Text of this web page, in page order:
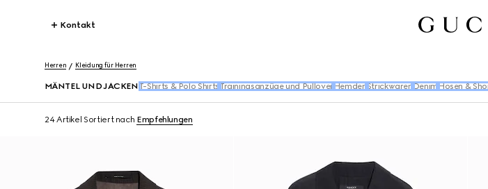
Kontakt
Herren Kleidung für Herren
MÄNTEL UND JACKEN T-Shirts & Polo Shirts Trainingsanzüge und Pullover Hemden Strickwaren Denim Hosen &
24 Artikel Sortiert nach Empfehlungen